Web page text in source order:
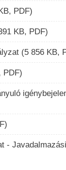
PDF)
KB, PDF)
(5 856 KB,
PDF)
- Javadalmazási